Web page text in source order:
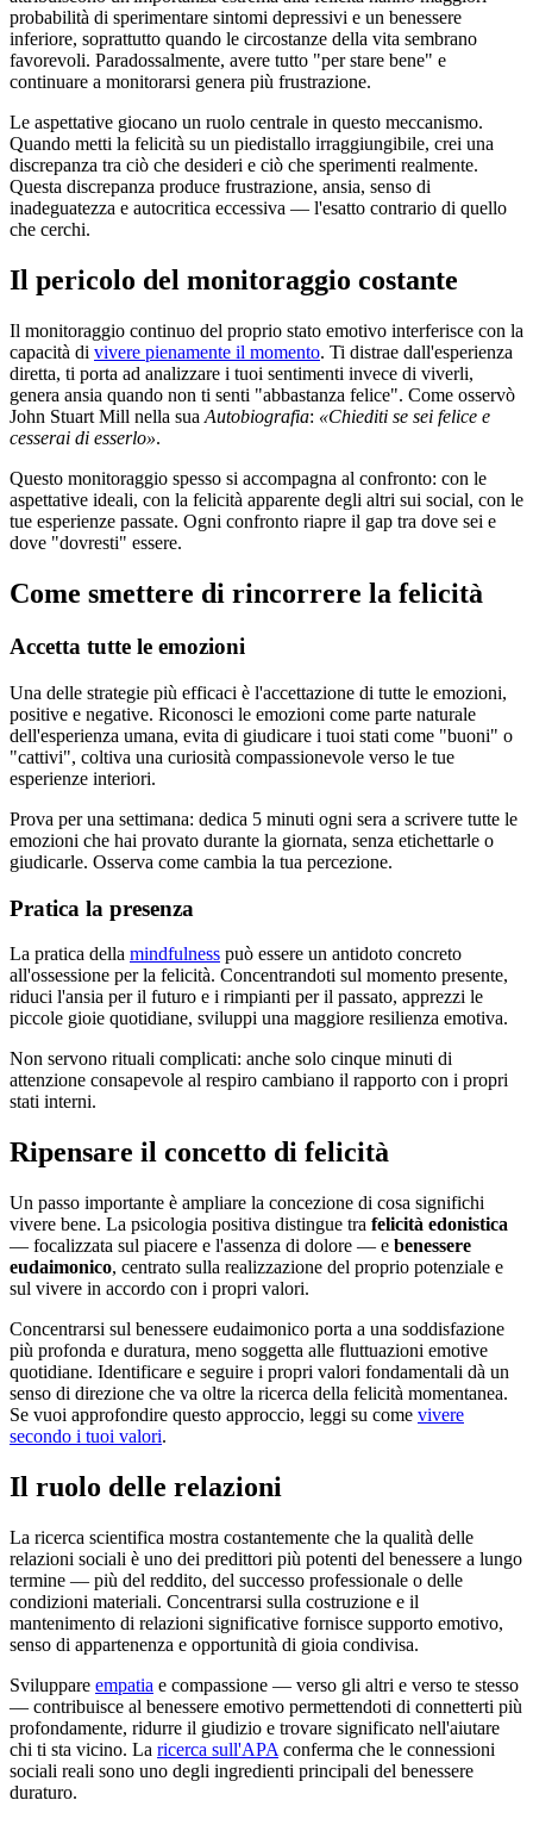
probabilità di sperimentare sintomi depressivi e un benessere
inferiore, soprattutto quando le circostanze della vita sembrano
favorevoli. Paradossalmente, avere tutto "per stare bene" e
continuare a monitorarsi genera più frustrazione.
Le aspettative giocano un ruolo centrale in questo meccanismo.
Quando metti la felicità su un piedistallo irraggiungibile, crei una
discrepanza tra ciò che desideri e ciò che sperimenti realmente.
Questa discrepanza produce frustrazione, ansia, senso di
inadeguatezza e autocritica eccessiva — l'esatto contrario di quello
che cerchi.
Il pericolo del monitoraggio costante
Il monitoraggio continuo del proprio stato emotivo interferisce con la
capacità di vivere pienamente il momento. Ti distrae dall'esperienza
diretta, ti porta ad analizzare i tuoi sentimenti invece di viverli,
genera ansia quando non ti senti "abbastanza felice". Come osservò
John Stuart Mill nella sua Autobiografia: «Chiediti se sei felice e
cesserai di esserlo».
Questo monitoraggio spesso si accompagna al confronto: con le
aspettative ideali, con la felicità apparente degli altri sui social, con le
tue esperienze passate. Ogni confronto riapre il gap tra dove sei e
dove "dovresti" essere.
Come smettere di rincorrere la felicità
Accetta tutte le emozioni
Una delle strategie più efficaci è l'accettazione di tutte le emozioni,
positive e negative. Riconosci le emozioni come parte naturale
dell'esperienza umana, evita di giudicare i tuoi stati come "buoni" o
"cattivi", coltiva una curiosità compassionevole verso le tue
esperienze interiori.
Prova per una settimana: dedica 5 minuti ogni sera a scrivere tutte le
emozioni che hai provato durante la giornata, senza etichettarle o
giudicarle. Osserva come cambia la tua percezione.
Pratica la presenza
La pratica della mindfulness può essere un antidoto concreto
all'ossessione per la felicità. Concentrandoti sul momento presente,
riduci l'ansia per il futuro e i rimpianti per il passato, apprezzi le
piccole gioie quotidiane, sviluppi una maggiore resilienza emotiva.
Non servono rituali complicati: anche solo cinque minuti di
attenzione consapevole al respiro cambiano il rapporto con i propri
stati interni.
Ripensare il concetto di felicità
Un passo importante è ampliare la concezione di cosa significhi
vivere bene. La psicologia positiva distingue tra felicità edonistica
— focalizzata sul piacere e l'assenza di dolore — e benessere
eudaimonico, centrato sulla realizzazione del proprio potenziale e
sul vivere in accordo con i propri valori.
Concentrarsi sul benessere eudaimonico porta a una soddisfazione
più profonda e duratura, meno soggetta alle fluttuazioni emotive
quotidiane. Identificare e seguire i propri valori fondamentali dà un
senso di direzione che va oltre la ricerca della felicità momentanea.
Se vuoi approfondire questo approccio, leggi su come vivere
secondo i tuoi valori.
Il ruolo delle relazioni
La ricerca scientifica mostra costantemente che la qualità delle
relazioni sociali è uno dei predittori più potenti del benessere a lungo
termine — più del reddito, del successo professionale o delle
condizioni materiali. Concentrarsi sulla costruzione e il
mantenimento di relazioni significative fornisce supporto emotivo,
senso di appartenenza e opportunità di gioia condivisa.
Sviluppare empatia e compassione — verso gli altri e verso te stesso
— contribuisce al benessere emotivo permettendoti di connetterti più
profondamente, ridurre il giudizio e trovare significato nell'aiutare
chi ti sta vicino. La ricerca sull'APA conferma che le connessioni
sociali reali sono uno degli ingredienti principali del benessere
duraturo.